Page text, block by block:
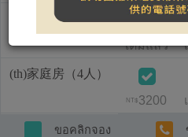
(th)標準房2人房
(th)家庭房（4人）
เต็มแล้ว
NT$ 3200
ขอคลิกจอง